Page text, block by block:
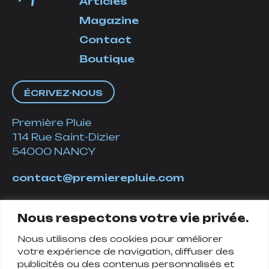
Nous respectons votre vie privée.
Nous utilisons des cookies pour améliorer
votre expérience de navigation, diffuser des
publicités ou des contenus personnalisés et
Magazine
Contact
Boutique
ÉCRIVEZ-NOUS
Première Pluie
114 Rue Saint-Dizier
54000 NANCY
contact@premierepluie.com
Suivez-nous